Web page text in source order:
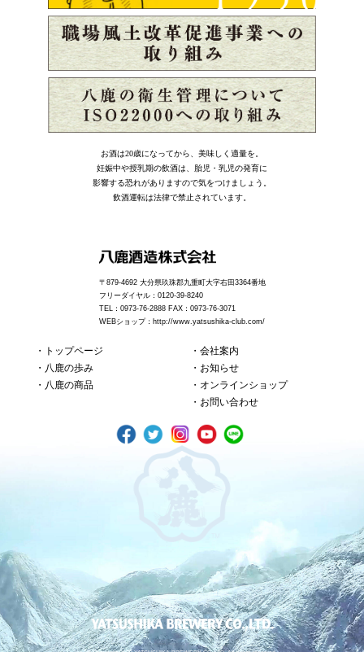
お酒は20歳になってから、美味しく適量を。
妊娠中や授乳期の飲酒は、胎児・乳児の発育に
影響する恐れがありますので気をつけましょう。
飲酒運転は法律で禁止されています。
〒879-4692 大分県玖珠郡九重町大字右田3364番地
フリーダイヤル：0120-39-8240
TEL：0973-76-2888 FAX：0973-76-3071
WEBショップ： http://www.yatsushika-club.com/
トップページ
八鹿の歩み
八鹿の商品
会社案内
お知らせ
オンラインショップ
お問い合わせ